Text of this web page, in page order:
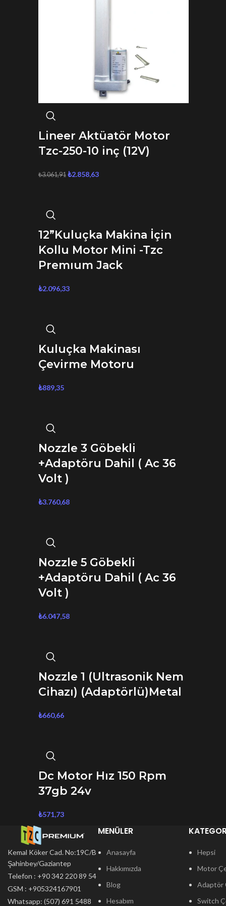
Lineer Aktüatör Motor
Tzc-250-10 inç (12V)
₺3.061,91 ₺2.858,63
12”Kuluçka Makina İçin
Kollu Motor Mini -Tzc
Premıum Jack
₺2.096,33
Kuluçka Makinası
Çevirme Motoru
₺889,35
Nozzle 3 Göbekli
+Adaptöru Dahil ( Ac 36
Volt )
₺3.760,68
Nozzle 5 Göbekli
+Adaptöru Dahil ( Ac 36
Volt )
₺6.047,58
Nozzle 1 (Ultrasonik Nem
Cihazı) (Adaptörlü)Metal
₺660,66
Dc Motor Hız 150 Rpm
37gb 24v
₺571,73
Elektromanyetik Güç
Röle
₺ 222,34
Kemal Köker Cad. No:19C/B
Şahinbey/Gaziantep
Telefon : +90 342 220 89 54
GSM : +905324167901
Whatsapp: (507) 691 5488
MENÜLER
Anasayfa
Hakkımızda
Blog
Hesabım
Hepsi
Motor
Adaptör
Switch